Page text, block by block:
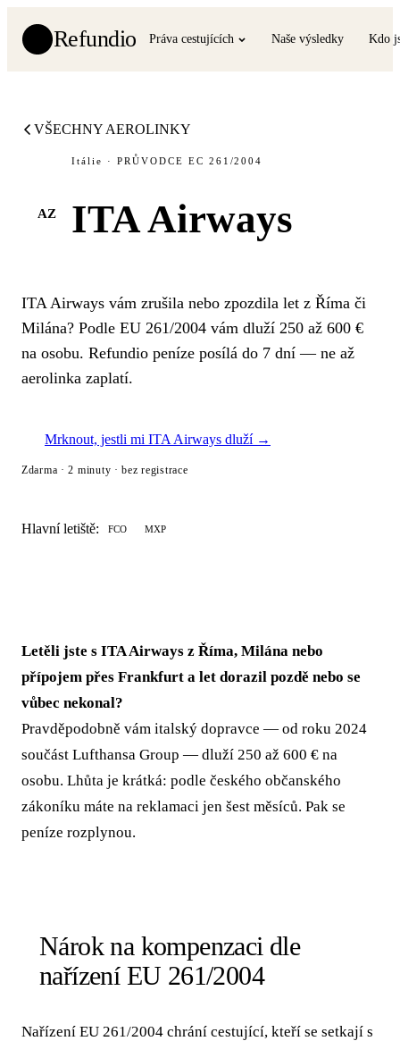
Refundio Práva cestujících Naše výsledky Kdo
VŠECHNY AEROLINKY
AZ
Itálie · PRŮVODCE EC 261/2004
ITA Airways
ITA Airways vám zrušila nebo zpozdila let z Říma či
Milána? Podle EU 261/2004 vám dluží 250 až 600 €
na osobu. Refundio peníze posílá do 7 dní — ne až
aerolinka zaplatí.
Mrknout, jestli mi ITA Airways dluží →
Zdarma · 2 minuty · bez registrace
Hlavní letiště: FCO MXP
Letěli jste s ITA Airways z Říma, Milána nebo
přípojem přes Frankfurt a let dorazil pozdě nebo se
vůbec nekonal?
Pravděpodobně vám italský dopravce — od roku 2024
součást Lufthansa Group — dluží 250 až 600 € na
osobu. Lhůta je krátká: podle českého občanského
zákoníku máte na reklamaci jen šest měsíců. Pak se
peníze rozplynou.
Nárok na kompenzaci dle
nařízení EU 261/2004
Nařízení EU 261/2004 chrání cestující, kteří se setkají s